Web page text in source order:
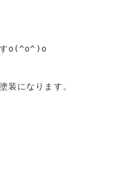
すo(^o^)o
装になります。